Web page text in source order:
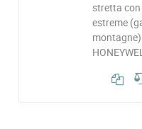
stretta
estreme